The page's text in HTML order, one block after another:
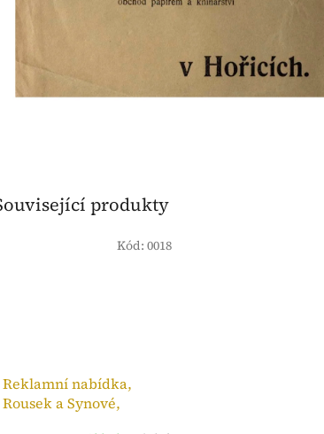
produkty
Reklamní nabídka,
Rousek a Synové,
Kód: 0018